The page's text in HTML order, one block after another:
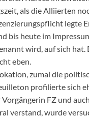
als die Alliierten
legte
bis heute im
wird, auf sich
eben.
zumal die
profilierte sich
FZ und
verstand, wurde